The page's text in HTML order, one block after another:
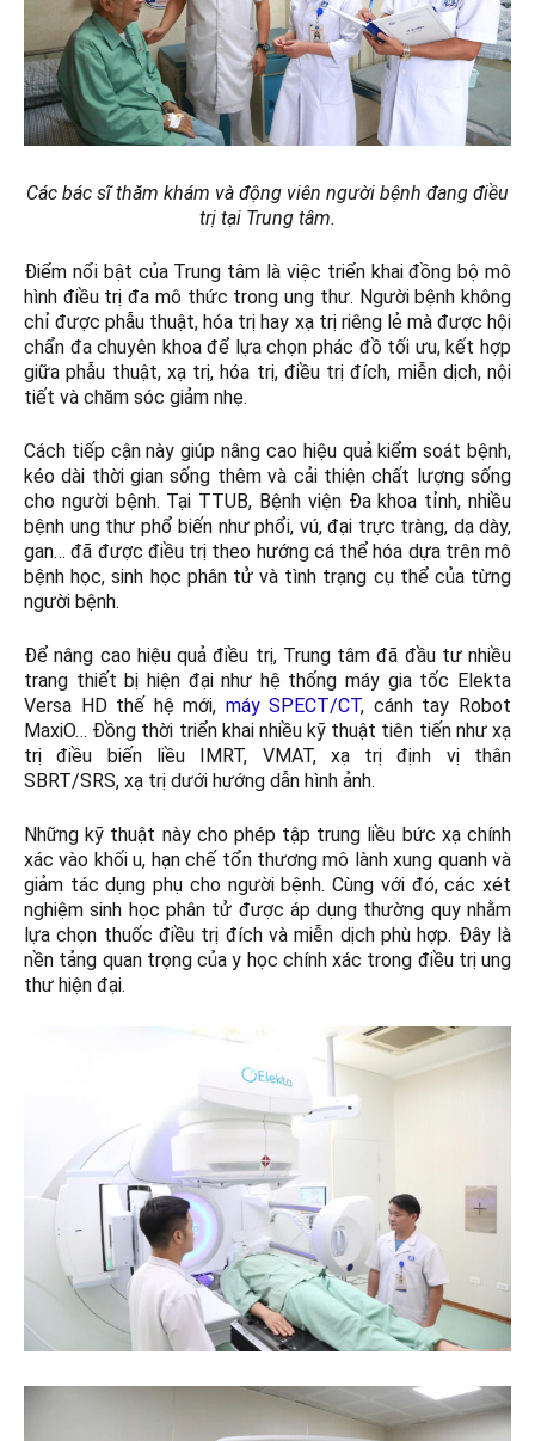
Các bác sĩ thăm khám và động viên người bệnh đang điều
trị tại Trung tâm.
Điểm nổi bật của Trung tâm là việc triển khai đồng bộ mô
hình điều trị đa mô thức trong ung thư. Người bệnh không
chỉ được phẫu thuật, hóa trị hay xạ trị riêng lẻ mà được hội
chẩn đa chuyên khoa để lựa chọn phác đồ tối ưu, kết hợp
giữa phẫu thuật, xạ trị, hóa trị, điều trị đích, miễn dịch, nội
tiết và chăm sóc giảm nhẹ.
Cách tiếp cận này giúp nâng cao hiệu quả kiểm soát bệnh,
kéo dài thời gian sống thêm và cải thiện chất lượng sống
cho người bệnh. Tại TTUB, Bệnh viện Đa khoa tỉnh, nhiều
bệnh ung thư phổ biến như phổi, vú, đại trực tràng, dạ dày,
gan… đã được điều trị theo hướng cá thể hóa dựa trên mô
bệnh học, sinh học phân tử và tình trạng cụ thể của từng
người bệnh.
Để nâng cao hiệu quả điều trị, Trung tâm đã đầu tư nhiều
trang thiết bị hiện đại như hệ thống máy gia tốc Elekta
Versa HD thế hệ mới, máy SPECT/CT, cánh tay Robot
MaxiO… Đồng thời triển khai nhiều kỹ thuật tiên tiến như xạ
trị điều biến liều IMRT, VMAT, xạ trị định vị thân
SBRT/SRS, xạ trị dưới hướng dẫn hình ảnh.
Những kỹ thuật này cho phép tập trung liều bức xạ chính
xác vào khối u, hạn chế tổn thương mô lành xung quanh và
giảm tác dụng phụ cho người bệnh. Cùng với đó, các xét
nghiệm sinh học phân tử được áp dụng thường quy nhằm
lựa chọn thuốc điều trị đích và miễn dịch phù hợp. Đây là
nền tảng quan trọng của y học chính xác trong điều trị ung
thư hiện đại.